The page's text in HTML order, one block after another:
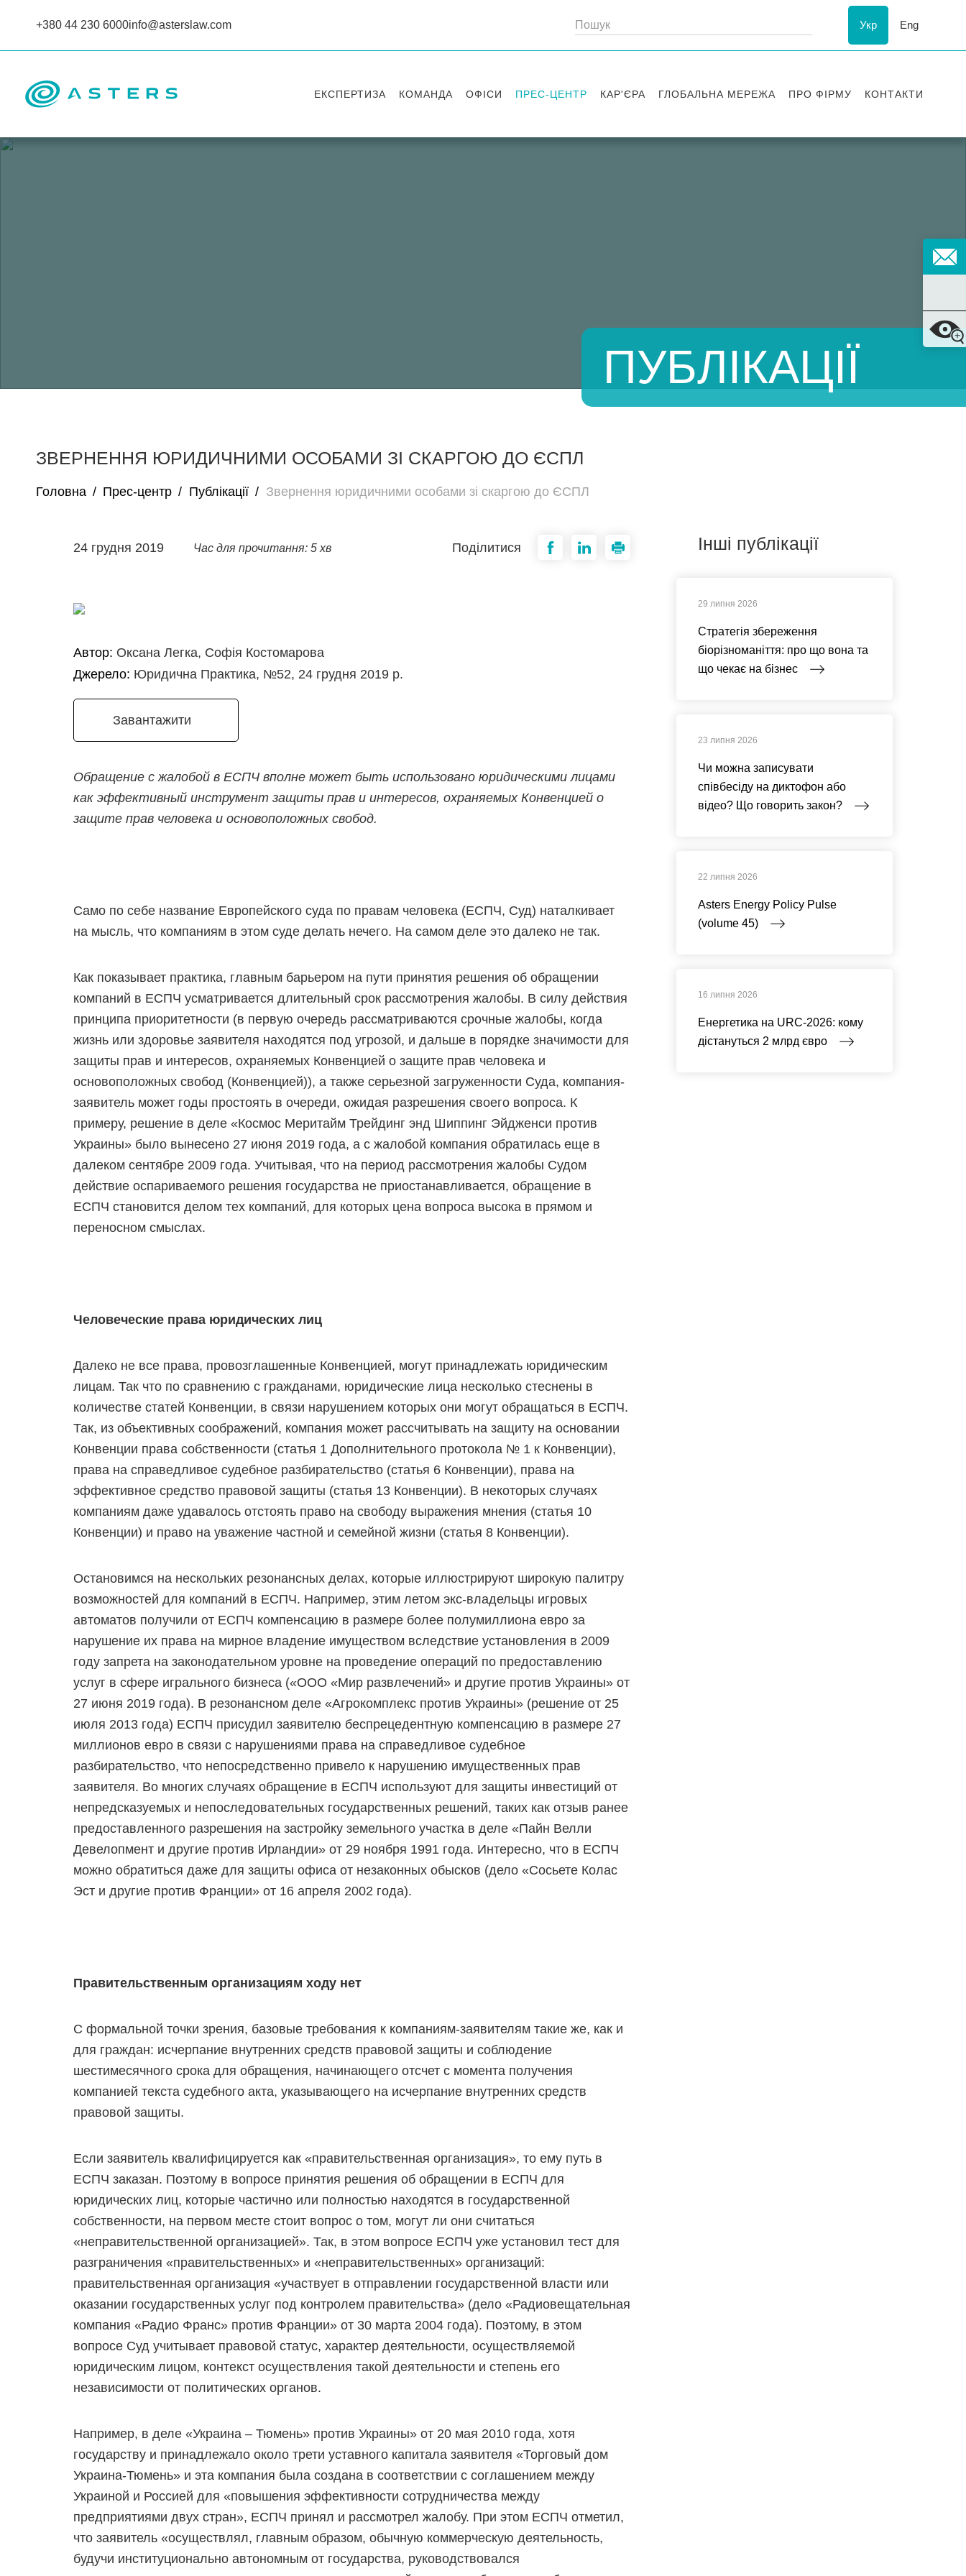
+380 44 230 6000info@asterslaw.com Укр Eng
ЕКСПЕРТИЗА КОМАНДА ОФІСИ ПРЕС-ЦЕНТР КАР'ЄРА ГЛОБАЛЬНА МЕРЕЖА ПРО ФІРМУ КОНТАКТИ
ПУБЛІКАЦІЇ
ЗВЕРНЕННЯ ЮРИДИЧНИМИ ОСОБАМИ ЗІ СКАРГОЮ ДО ЄСПЛ
Головна / Прес-центр / Публікації / Звернення юридичними особами зі скаргою до ЄСПЛ
24 грудня 2019 Час для прочитання: 5 хв Поділитися
Автор: Оксана Легка, Софія Костомарова
Джерело: Юридична Практика, №52, 24 грудня 2019 р.
Завантажити
Обращение с жалобой в ЕСПЧ вполне может быть использовано юридическими лицами
как эффективный инструмент защиты прав и интересов, охраняемых Конвенцией о
защите прав человека и основоположных свобод.
Само по себе название Европейского суда по правам человека (ЕСПЧ, Суд) наталкивает
на мысль, что компаниям в этом суде делать нечего. На самом деле это далеко не так.
Как показывает практика, главным барьером на пути принятия решения об обращении
компаний в ЕСПЧ усматривается длительный срок рассмотрения жалобы. В силу действия
принципа приоритетности (в первую очередь рассматриваются срочные жалобы, когда
жизнь или здоровье заявителя находятся под угрозой, и дальше в порядке значимости для
защиты прав и интересов, охраняемых Конвенцией о защите прав человека и
основоположных свобод (Конвенцией)), а также серьезной загруженности Суда, компания-
заявитель может годы простоять в очереди, ожидая разрешения своего вопроса. К
примеру, решение в деле «Космос Меритайм Трейдинг энд Шиппинг Эйдженси против
Украины» было вынесено 27 июня 2019 года, а с жалобой компания обратилась еще в
далеком сентябре 2009 года. Учитывая, что на период рассмотрения жалобы Судом
действие оспариваемого решения государства не приостанавливается, обращение в
ЕСПЧ становится делом тех компаний, для которых цена вопроса высока в прямом и
переносном смыслах.
Человеческие права юридических лиц
Далеко не все права, провозглашенные Конвенцией, могут принадлежать юридическим
лицам. Так что по сравнению с гражданами, юридические лица несколько стеснены в
количестве статей Конвенции, в связи нарушением которых они могут обращаться в ЕСПЧ.
Так, из объективных соображений, компания может рассчитывать на защиту на основании
Конвенции права собственности (статья 1 Дополнительного протокола № 1 к Конвенции),
права на справедливое судебное разбирательство (статья 6 Конвенции), права на
эффективное средство правовой защиты (статья 13 Конвенции). В некоторых случаях
компаниям даже удавалось отстоять право на свободу выражения мнения (статья 10
Конвенции) и право на уважение частной и семейной жизни (статья 8 Конвенции).
Остановимся на нескольких резонансных делах, которые иллюстрируют широкую палитру
возможностей для компаний в ЕСПЧ. Например, этим летом экс-владельцы игровых
автоматов получили от ЕСПЧ компенсацию в размере более полумиллиона евро за
нарушение их права на мирное владение имуществом вследствие установления в 2009
году запрета на законодательном уровне на проведение операций по предоставлению
услуг в сфере игрального бизнеса («ООО «Мир развлечений» и другие против Украины» от
27 июня 2019 года). В резонансном деле «Агрокомплекс против Украины» (решение от 25
июля 2013 года) ЕСПЧ присудил заявителю беспрецедентную компенсацию в размере 27
миллионов евро в связи с нарушениями права на справедливое судебное
разбирательство, что непосредственно привело к нарушению имущественных прав
заявителя. Во многих случаях обращение в ЕСПЧ используют для защиты инвестиций от
непредсказуемых и непоследовательных государственных решений, таких как отзыв ранее
предоставленного разрешения на застройку земельного участка в деле «Пайн Велли
Девелопмент и другие против Ирландии» от 29 ноября 1991 года. Интересно, что в ЕСПЧ
можно обратиться даже для защиты офиса от незаконных обысков (дело «Сосьете Колас
Эст и другие против Франции» от 16 апреля 2002 года).
Правительственным организациям ходу нет
С формальной точки зрения, базовые требования к компаниям-заявителям такие же, как и
для граждан: исчерпание внутренних средств правовой защиты и соблюдение
шестимесячного срока для обращения, начинающего отсчет с момента получения
компанией текста судебного акта, указывающего на исчерпание внутренних средств
правовой защиты.
Если заявитель квалифицируется как «правительственная организация», то ему путь в
ЕСПЧ заказан. Поэтому в вопросе принятия решения об обращении в ЕСПЧ для
юридических лиц, которые частично или полностью находятся в государственной
собственности, на первом месте стоит вопрос о том, могут ли они считаться
«неправительственной организацией». Так, в этом вопросе ЕСПЧ уже установил тест для
разграничения «правительственных» и «неправительственных» организаций:
правительственная организация «участвует в отправлении государственной власти или
оказании государственных услуг под контролем правительства» (дело «Радиовещательная
компания «Радио Франс» против Франции» от 30 марта 2004 года). Поэтому, в этом
вопросе Суд учитывает правовой статус, характер деятельности, осуществляемой
юридическим лицом, контекст осуществления такой деятельности и степень его
независимости от политических органов.
Например, в деле «Украина – Тюмень» против Украины» от 20 мая 2010 года, хотя
государству и принадлежало около трети уставного капитала заявителя «Торговый дом
Украина-Тюмень» и эта компания была создана в соответствии с соглашением между
Украиной и Россией для «повышения эффективности сотрудничества между
предприятиями двух стран», ЕСПЧ принял и рассмотрел жалобу. При этом ЕСПЧ отметил,
что заявитель «осуществлял, главным образом, обычную коммерческую деятельность,
будучи институционально автономным от государства, руководствовался
Інші публікації
29 липня 2026
Стратегія збереження
біорізноманіття: про що вона та
що чекає на бізнес
23 липня 2026
Чи можна записувати
співбесіду на диктофон або
відео? Що говорить закон?
22 липня 2026
Asters Energy Policy Pulse
(volume 45)
16 липня 2026
Енергетика на URC-2026: кому
дістануться 2 млрд євро